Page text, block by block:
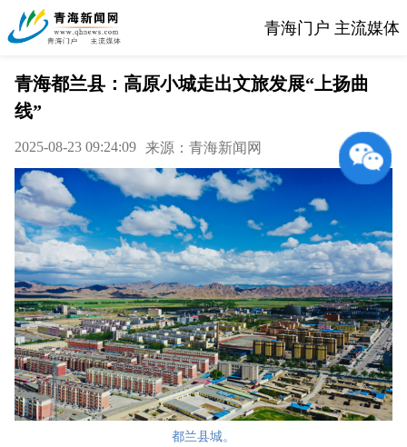
青海门户 主流媒体
青海都兰县：高原小城走出文旅发展“上扬曲
线”
2025-08-23 09:24:09 来源：青海新闻网
都兰县城。